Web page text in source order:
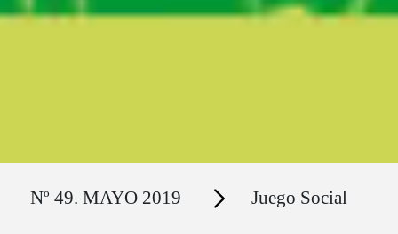
Nº 49. MAYO 2019 Secciones Juego Social